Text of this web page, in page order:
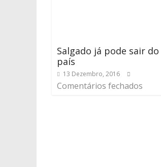
Salgado já pode sair do
país
13 Dezembro, 2016
Comentários fechados